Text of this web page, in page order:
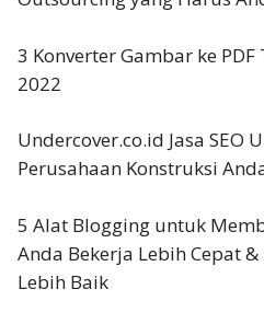
3 Konverter Gambar ke
2022
Undercover.co.id Jasa SEO
Perusahaan Konstruksi
5 Alat Blogging untuk
Anda Bekerja Lebih Cepat
Lebih Baik